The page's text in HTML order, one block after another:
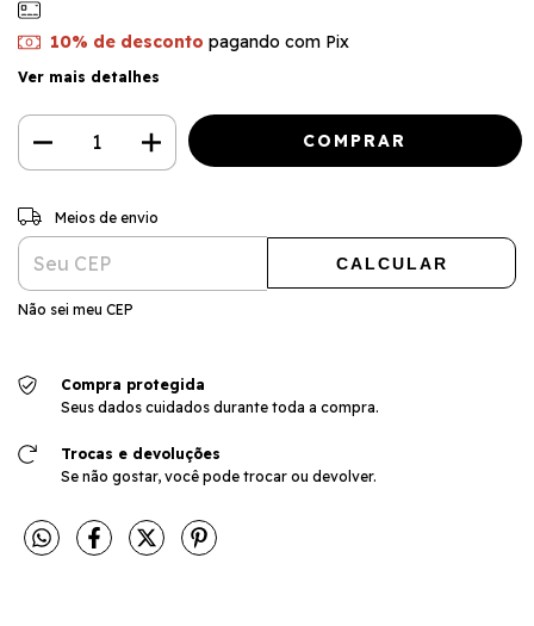
10% de desconto pagando com Pix
Ver mais detalhes
Entregas para o CEP:
Meios de envio
CALCULAR
Não sei meu CEP
Compra protegida
Seus dados cuidados durante toda a compra.
Trocas e devoluções
Se não gostar, você pode trocar ou devolver.